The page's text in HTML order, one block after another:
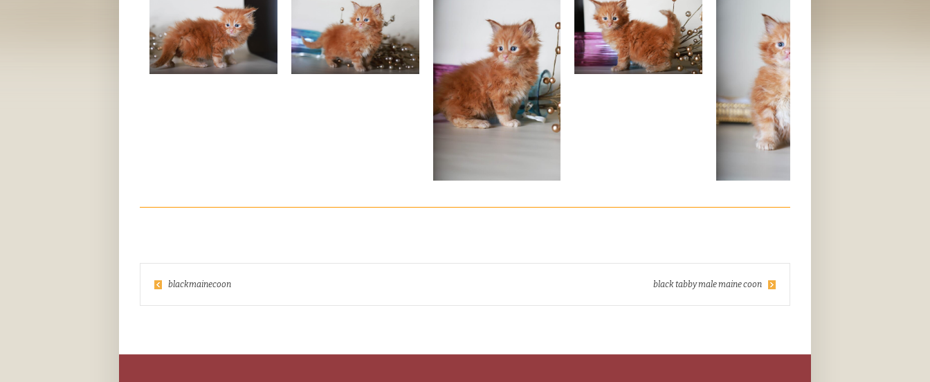
blackmainecoon black tabby male maine coon